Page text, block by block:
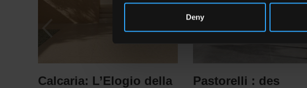
Deny
Calcaria: L’Elogio della
Pastorelli : des